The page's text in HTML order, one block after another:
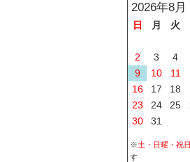
2026年8月
日 月 火
2
3 4
9
10 11
16
17 18
23
24 25
30
31
※土・日曜・祝
す